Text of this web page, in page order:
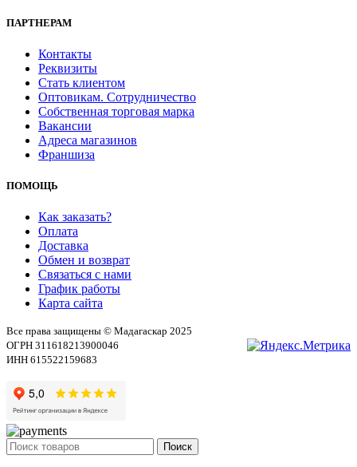
ПАРТНЕРАМ
Контакты
Реквизиты
Стать клиентом
Оптовикам. Сотрудничество
Собственная торговая марка
Вакансии
Адреса магазинов
Франшиза
ПОМОЩЬ
Как заказать?
Оплата
Доставка
Обмен и возврат
Связаться с нами
График работы
Карта сайта
Все права защищены © Мадагаскар 2025
ОГРН 311618213900046
ИНН 615522159683
Поиск